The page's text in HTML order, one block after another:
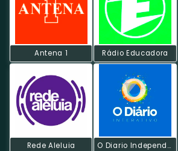
Antena 1 Rádio Educadora
Rede Aleluia O Diario Independente